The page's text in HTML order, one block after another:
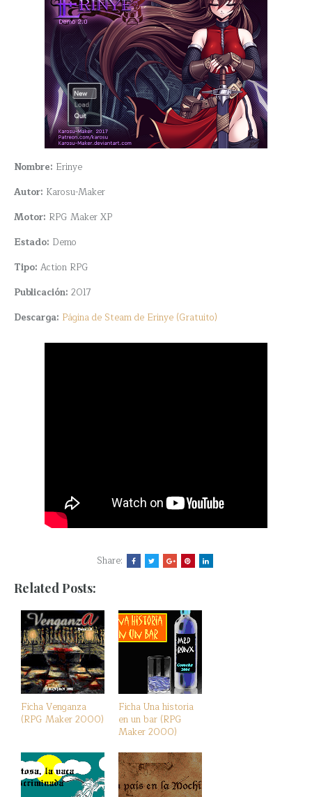
Nombre: Erinye
Autor: Karosu-Maker
Motor: RPG Maker XP
Estado: Demo
Tipo: Action RPG
Publicación: 2017
Descarga: Página de Steam de Erinye (Gratuito)
Share:
Related Posts:
Ficha Venganza
(RPG Maker 2000)
Ficha Una historia
en un bar (RPG
Maker 2000)